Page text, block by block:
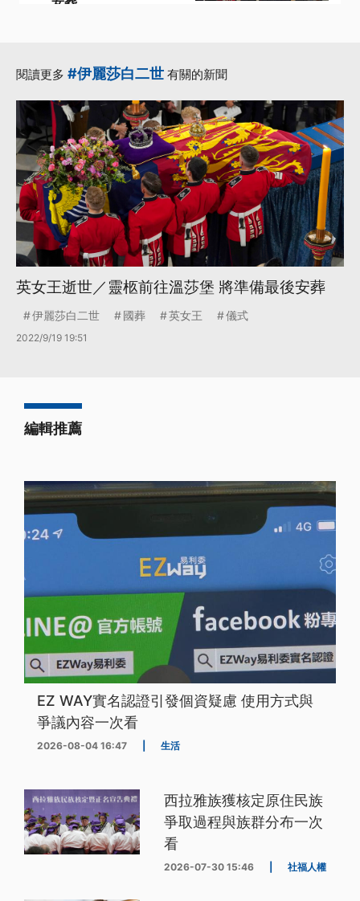
閱讀更多 #伊麗莎白二世 有關的新聞
英女王逝世／靈柩前往溫莎堡 將準備最後安葬
伊麗莎白二世 國葬 英女王 儀式
2022/9/19 19:51
編輯推薦
EZ WAY實名認證引發個資疑慮 使用方式與
爭議內容一次看
2026-08-04 16:47 生活
西拉雅族獲核定原住民族
爭取過程與族群分布一次
看
2026-07-30 15:46 社福人權